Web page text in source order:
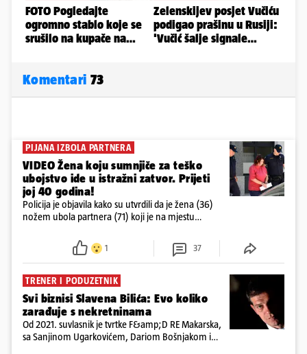
Komentari 73
PIJANA IZBOLA PARTNERA
VIDEO Žena koju sumnjiče za teško
ubojstvo ide u istražni zatvor. Prijeti
joj 40 godina!
Policija je objavila kako su utvrdili da je žena (36)
nožem ubola partnera (71) koji je na mjestu
ispitali i poslali u istražni zatvor
1 37
TRENER I PODUZETNIK
Svi biznisi Slavena Bilića: Evo koliko
zarađuje s nekretninama
Od 2021. suvlasnik je tvrtke F&amp;D RE Makarska,
sa Sanjinom Ugarkovićem, Dariom Bošnjakom i